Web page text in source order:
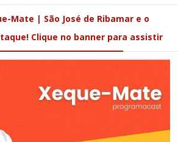
Mate | São José de Ribamar e o
Clique no banner para assistir